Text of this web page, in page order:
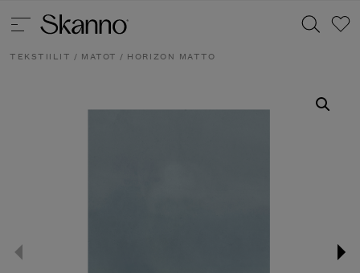
TEKSTIILIT / MATOT / HORIZON MATTO